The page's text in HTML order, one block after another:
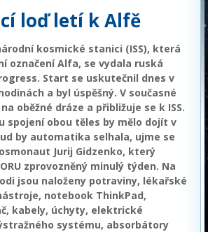
loď letí k Alfě
kosmické stanici (ISS), která
označeníAlfa, se vydala ruská
Start se uskutečnil dnes v
a byl úspěšný. V současné
oběžné dráze a přibližuje se k ISS.
spojení obou těles by mělo dojít v
by automatika selhala, ujme se
Jurij Gidzenko, který
zprovozněný minulý týden. Na
jsou naloženy potraviny, lékařské
notebook ThinkPad,
kabely, úchyty, elektrické
systému, absorbátory